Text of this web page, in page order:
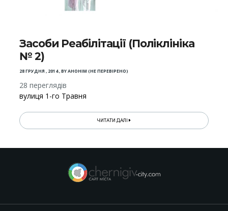
Засоби Реабілітації (Поліклініка
№ 2)
28 ГРУДНЯ , 2014,BYАНОНІМ (НЕ ПЕРЕВІРЕНО)
28 переглядів
вулиця 1-го Травня
ЧИТАТИ ДАЛІ